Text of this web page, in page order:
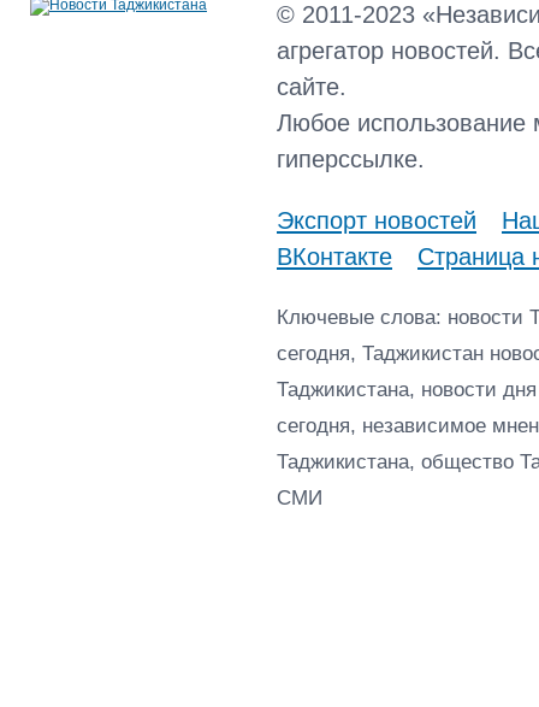
© 2011-2023
агрегатор новостей.
сайте.
Любое использование
гиперссылке.
Экспорт новостей
ВКонтакте
Страница
Ключевые слова: новости
сегодня, Таджикистан
Таджикистана, новости
сегодня, независимое
Таджикистана, общество
СМИ